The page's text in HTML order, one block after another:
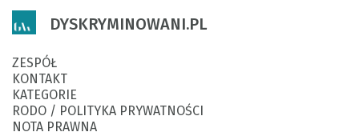
DYSKRYMINOWANI.PL
ZESPÓŁ
KONTAKT
KATEGORIE
RODO / POLITYKA PRYWATNOŚCI
NOTA PRAWNA